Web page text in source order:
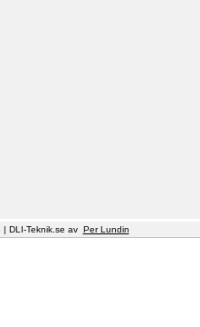
DLI-Teknik.se av Per Lundin